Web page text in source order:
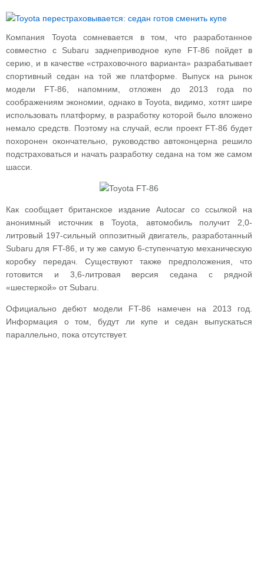
Компания Toyota сомневается в том, что разработанное
совместно с Subaru заднеприводное купе FT-86 пойдет в
серию, и в качестве «страховочного варианта» разрабатывает
спортивный седан на той же платформе. Выпуск на рынок
модели FT-86, напомним, отложен до 2013 года по
соображениям экономии, однако в Toyota, видимо, хотят шире
использовать платформу, в разработку которой было вложено
немало средств. Поэтому на случай, если проект FT-86 будет
похоронен окончательно, руководство автоконцерна решило
подстраховаться и начать разработку седана на том же самом
шасси.
Как сообщает британское издание Autocar со ссылкой на
анонимный источник в Toyota, автомобиль получит 2,0-
литровый 197-сильный оппозитный двигатель, разработанный
Subaru для FT-86, и ту же самую 6-ступенчатую механическую
коробку передач. Существуют также предположения, что
готовится и 3,6-литровая версия седана с рядной
«шестеркой» от Subaru.
Официально дебют модели FT-86 намечен на 2013 год.
Информация о том, будут ли купе и седан выпускаться
параллельно, пока отсутствует.